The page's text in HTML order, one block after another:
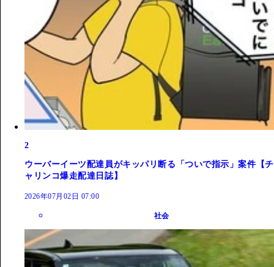
2
ウーバーイーツ配達員がキッパリ断る「ついで指示」案件【チ
ャリンコ爆走配達日誌】
2026年07月02日 07:00
社会